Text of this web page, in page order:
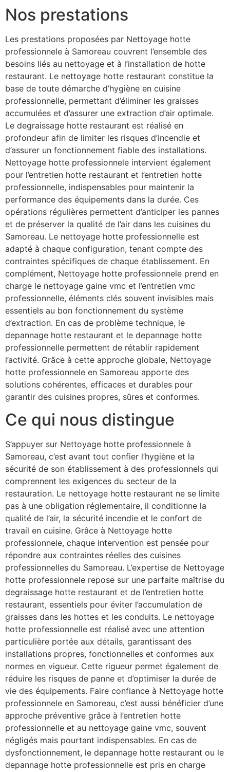
Nos prestations
Les prestations proposées par Nettoyage hotte
professionnele à Samoreau couvrent l’ensemble des
besoins liés au nettoyage et à l’installation de hotte
restaurant. Le nettoyage hotte restaurant constitue la
base de toute démarche d’hygiène en cuisine
professionnelle, permettant d’éliminer les graisses
accumulées et d’assurer une extraction d’air optimale.
Le degraissage hotte restaurant est réalisé en
profondeur afin de limiter les risques d’incendie et
d’assurer un fonctionnement fiable des installations.
Nettoyage hotte professionnele intervient également
pour l’entretien hotte restaurant et l’entretien hotte
professionnelle, indispensables pour maintenir la
performance des équipements dans la durée. Ces
opérations régulières permettent d’anticiper les pannes
et de préserver la qualité de l’air dans les cuisines du
Samoreau. Le nettoyage hotte professionnelle est
adapté à chaque configuration, tenant compte des
contraintes spécifiques de chaque établissement. En
complément, Nettoyage hotte professionnele prend en
charge le nettoyage gaine vmc et l’entretien vmc
professionnelle, éléments clés souvent invisibles mais
essentiels au bon fonctionnement du système
d’extraction. En cas de problème technique, le
depannage hotte restaurant et le depannage hotte
professionnelle permettent de rétablir rapidement
l’activité. Grâce à cette approche globale, Nettoyage
hotte professionnele en Samoreau apporte des
solutions cohérentes, efficaces et durables pour
garantir des cuisines propres, sûres et conformes.
Ce qui nous distingue
S’appuyer sur Nettoyage hotte professionnele à
Samoreau, c’est avant tout confier l’hygiène et la
sécurité de son établissement à des professionnels qui
comprennent les exigences du secteur de la
restauration. Le nettoyage hotte restaurant ne se limite
pas à une obligation réglementaire, il conditionne la
qualité de l’air, la sécurité incendie et le confort de
travail en cuisine. Grâce à Nettoyage hotte
professionnele, chaque intervention est pensée pour
répondre aux contraintes réelles des cuisines
professionnelles du Samoreau. L’expertise de Nettoyage
hotte professionnele repose sur une parfaite maîtrise du
degraissage hotte restaurant et de l’entretien hotte
restaurant, essentiels pour éviter l’accumulation de
graisses dans les hottes et les conduits. Le nettoyage
hotte professionnelle est réalisé avec une attention
particulière portée aux détails, garantissant des
installations propres, fonctionnelles et conformes aux
normes en vigueur. Cette rigueur permet également de
réduire les risques de panne et d’optimiser la durée de
vie des équipements. Faire confiance à Nettoyage hotte
professionnele en Samoreau, c’est aussi bénéficier d’une
approche préventive grâce à l’entretien hotte
professionnelle et au nettoyage gaine vmc, souvent
négligés mais pourtant indispensables. En cas de
dysfonctionnement, le depannage hotte restaurant ou le
depannage hotte professionnelle est pris en charge